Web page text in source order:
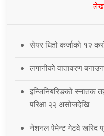
सेयर धितो कर्जाको १२
लगानीको वातावरण
इन्जिनियरिङको स्नातक
परिक्षा २२ असोजदेखि
नेशनल पेमेन्ट गेटवे खरिद